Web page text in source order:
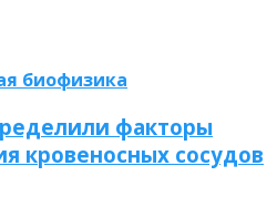
биофизика
факторы
кровеносных сосудов